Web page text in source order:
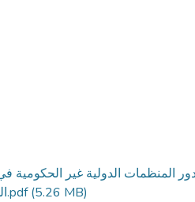
المنظمات الدولية غير الحكومية
الدولي الإنساني.pdf(5.26 MB)